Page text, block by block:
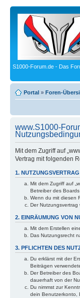
S1000-Forum.de - Das
Portal » Foren-
www.S1000-
Mit dem Zugriff auf
Vertrag mit folgenden
1. NUTZUNGSVERTRAG
Mit dem Zugriff auf
Betreiber des
Wenn du mit diesen
Der
2. EINRÄUMUNG VON
Mit dem Erstellen
Das Nutzungsrecht
3. PFLICHTEN DES
Du erklärst mit der
Beiträgen
Der Betreiber des
dauerhaft von der
Du nimmst zur
dein Benutzerkonto,